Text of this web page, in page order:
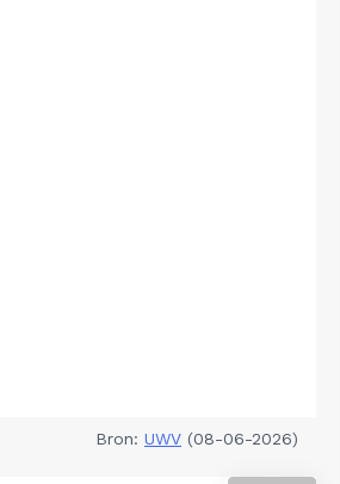
Bron: UWV (08-06-2026)